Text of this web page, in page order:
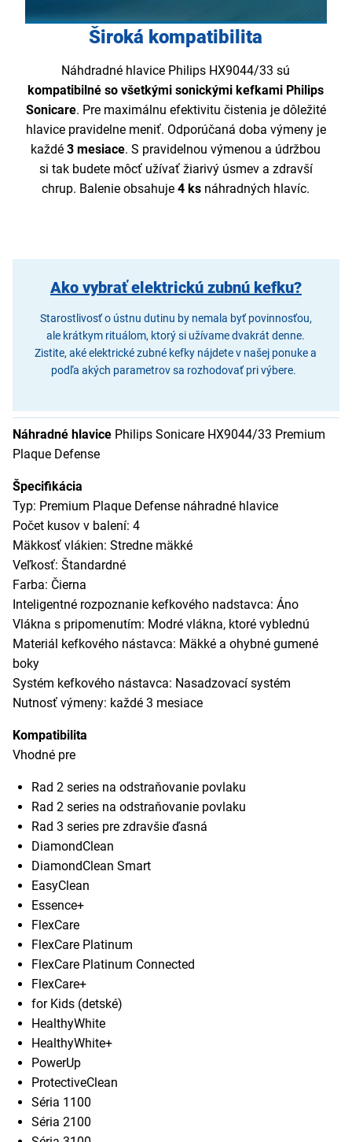
Široká kompatibilita
Náhdradné hlavice Philips HX9044/33 sú
kompatibilné so všetkými sonickými kefkami Philips
Sonicare. Pre maximálnu efektivitu čistenia je dôležité
hlavice pravidelne meniť. Odporúčaná doba výmeny je
každé3 mesiace. S pravidelnou výmenou a údržbou
si tak budete môcť užívať žiarivý úsmev a zdravší
chrup. Balenie obsahuje 4 ks náhradných hlavíc.
Ako vybrať elektrickú zubnú kefku?
Starostlivosť o ústnu dutinu by nemala byť povinnosťou,
ale krátkym rituálom, ktorý si užívame dvakrát denne.
Zistite, aké elektrické zubné kefky nájdete v našej ponuke a
podľa akých parametrov sa rozhodovať pri výbere.
Náhradné hlavice Philips Sonicare HX9044/33 Premium
Plaque Defense
Špecifikácia
Typ: Premium Plaque Defense náhradné hlavice
Počet kusov v balení: 4
Mäkkosť vlákien: Stredne mäkké
Veľkosť: Štandardné
Farba: Čierna
Inteligentné rozpoznanie kefkového nadstavca: Áno
Vlákna s pripomenutím: Modré vlákna, ktoré vyblednú
Materiál kefkového nástavca: Mäkké a ohybné gumené
boky
Systém kefkového nástavca: Nasadzovací systém
Nutnosť výmeny: každé 3 mesiace
Kompatibilita
Vhodné pre
Rad 2 series na odstraňovanie povlaku
Rad 2 series na odstraňovanie povlaku
Rad 3 series pre zdravšie ďasná
DiamondClean
DiamondClean Smart
EasyClean
Essence+
FlexCare
FlexCare Platinum
FlexCare Platinum Connected
FlexCare+
for Kids (detské)
HealthyWhite
HealthyWhite+
PowerUp
ProtectiveClean
Séria 1100
Séria 2100